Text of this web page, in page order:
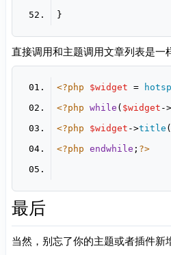
直接调用和主题调用文章列表是一
<?php $widget =
<?php while ( $widget ->
<?php
$widget ->title
<?php endwhile ; ?>
最后
当然，别忘了你的主题或者插件新